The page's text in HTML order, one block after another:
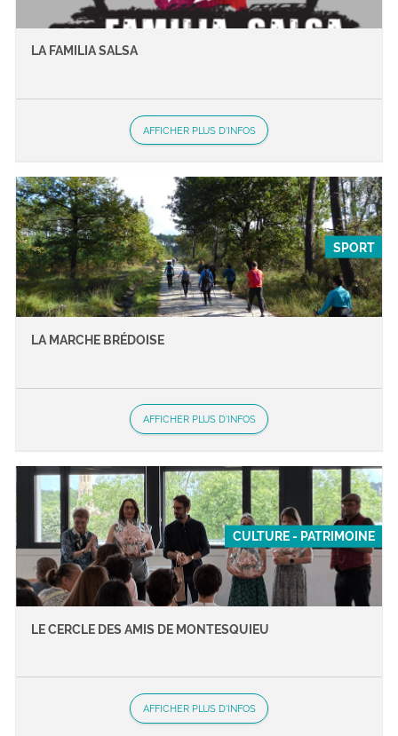
LA FAMILIA SALSA
AFFICHER PLUS D'INFOS
SPORT
LA MARCHE BRÉDOISE
AFFICHER PLUS D'INFOS
CULTURE - PATRIMOINE
LE CERCLE DES AMIS DE MONTESQUIEU
AFFICHER PLUS D'INFOS